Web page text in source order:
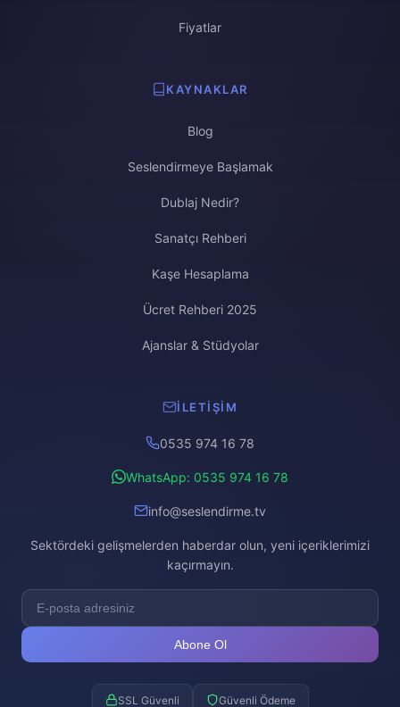
Fiyatlar
KAYNAKLAR
Blog
Seslendirmeye Başlamak
Dublaj Nedir?
Sanatçı Rehberi
Kaşe Hesaplama
Ücret Rehberi 2025
Ajanslar & Stüdyolar
İLETIŞIM
0535 974 16 78
WhatsApp: 0535 974 16 78
info@seslendirme.tv
Sektördeki gelişmelerden haberdar olun, yeni içeriklerimizi
kaçırmayın.
Abone Ol
SSL Güvenli Güvenli Ödeme